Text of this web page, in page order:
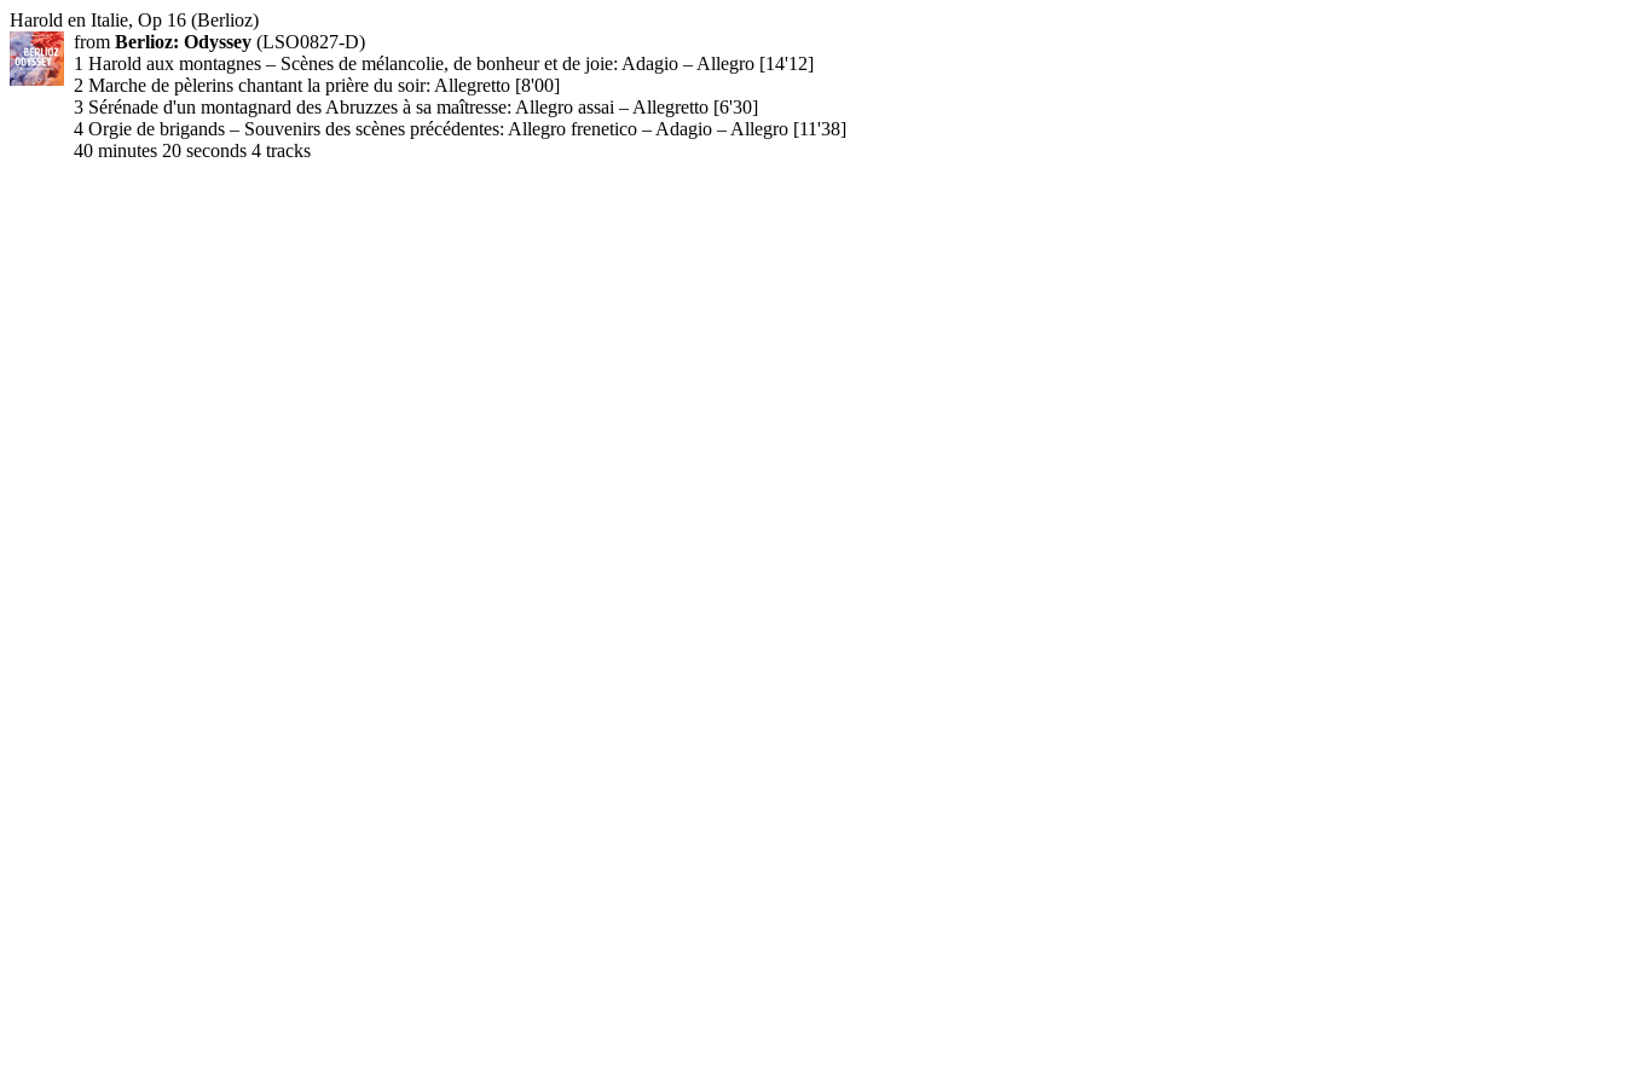
Harold en Italie, Op 16 (Berlioz)
from Berlioz: Odyssey (LSO0827-D)
1 Harold aux montagnes – Scènes de mélancolie, de bonheur et de joie: Adagio – Allegro [14'12]
2 Marche de pèlerins chantant la prière du soir: Allegretto [8'00]
3 Sérénade d'un montagnard des Abruzzes à sa maîtresse: Allegro assai – Allegretto [6'30]
4 Orgie de brigands – Souvenirs des scènes précédentes: Allegro frenetico – Adagio – Allegro [11'38]
40 minutes 20 seconds 4 tracks